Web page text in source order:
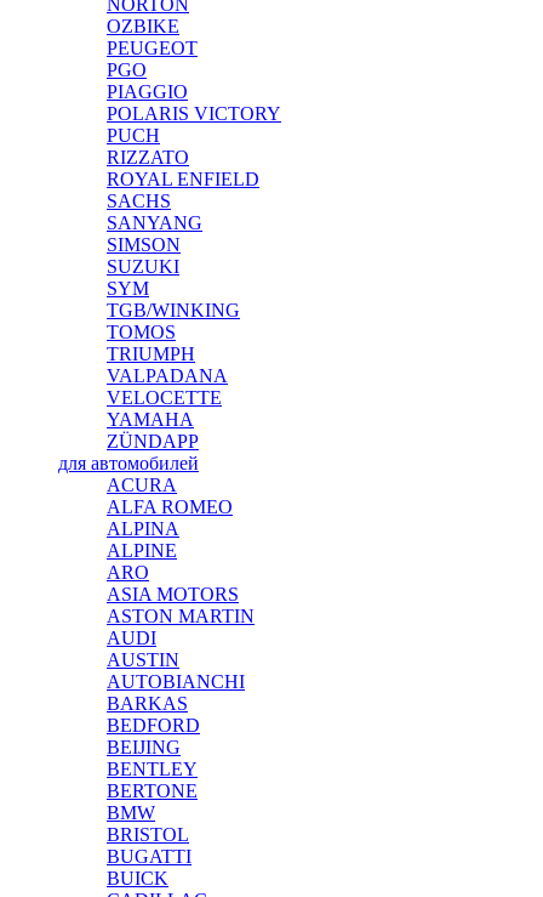
NORTON
OZBIKE
PEUGEOT
PGO
PIAGGIO
POLARIS VICTORY
PUCH
RIZZATO
ROYAL ENFIELD
SACHS
SANYANG
SIMSON
SUZUKI
SYM
TGB/WINKING
TOMOS
TRIUMPH
VALPADANA
VELOCETTE
YAMAHA
ZÜNDAPP
для автомобилей
ACURA
ALFA ROMEO
ALPINA
ALPINE
ARO
ASIA MOTORS
ASTON MARTIN
AUDI
AUSTIN
AUTOBIANCHI
BARKAS
BEDFORD
BEIJING
BENTLEY
BERTONE
BMW
BRISTOL
BUGATTI
BUICK